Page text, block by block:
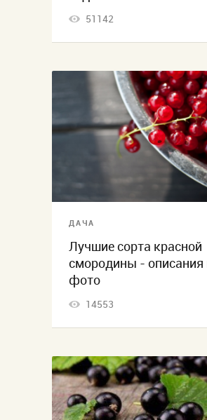
51142
ДАЧА
Лучшие сорта красной
смородины - описания
фото
14553